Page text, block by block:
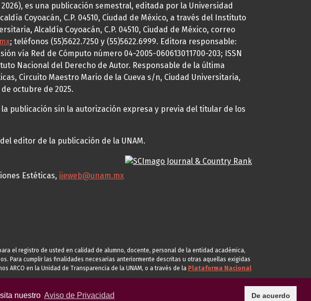
nuestro Aviso de Privacidad De acuerdo
2026), es una publicación semestral, editada por la Universidad
Coyoacán, C.P. 04510, Ciudad de México, a través del Instituto
Alcaldía Coyoacán, C.P. 04510, Ciudad de México, correo
; teléfonos (55)5622.7250 y (55)5622.6999. Editora responsable:
vía Red de Cómputo número 04-2005-060613011700-203; ISSN
Nacional del Derecho de Autor. Responsable de la última
Circuito Maestro Mario de la Cueva s/n, Ciudad Universitaria,
octubre de 2025.
publicación sin la autorización expresa y previa del titular de los
editor de la publicación de la UNAM.
Estéticas, iieweb@unam.mx
el registro de usted en calidad de alumno, docente, personal de la entidad académica,
Para cumplir las finalidades necesarias anteriormente descritas u otras aquellas exigidas
ARCO en la Unidad de Transparencia de la UNAM, o a través de la Plataforma Nacional